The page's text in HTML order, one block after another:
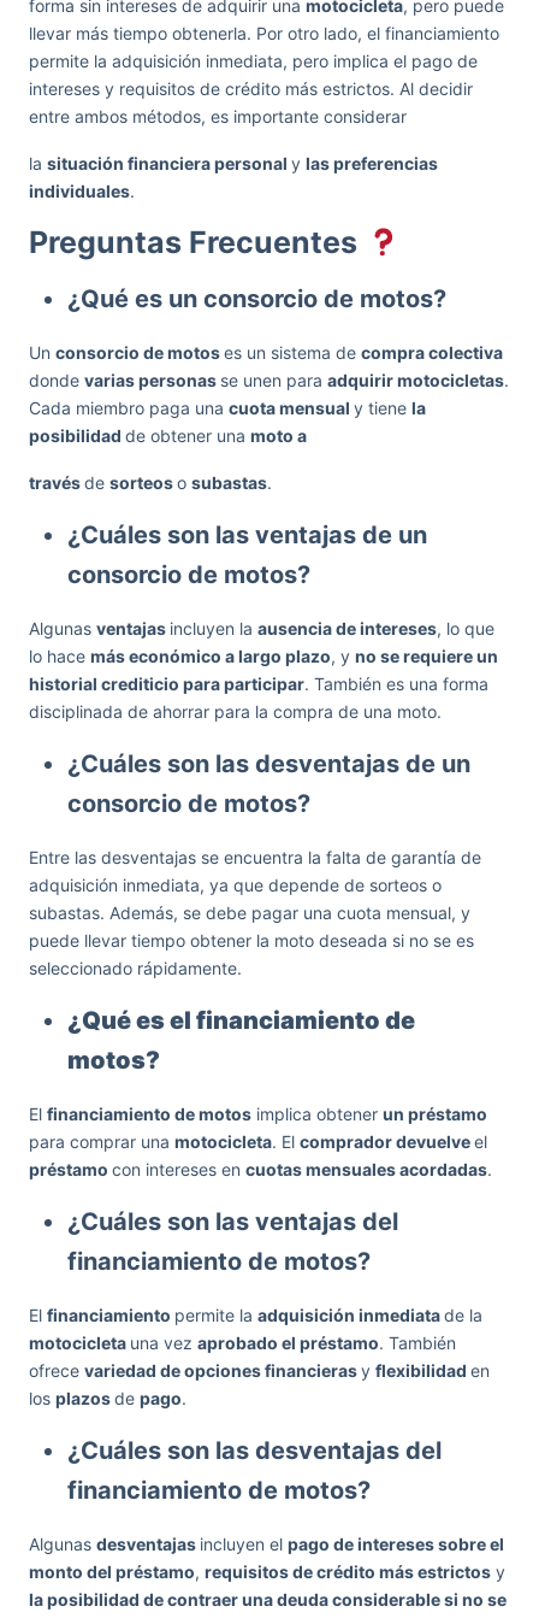
forma sin intereses de adquirir una motocicleta, pero puede
llevar más tiempo obtenerla. Por otro lado, el financiamiento
permite la adquisición inmediata, pero implica el pago de
intereses y requisitos de crédito más estrictos. Al decidir
entre ambos métodos, es importante considerar
la situación financiera personal y las preferencias
individuales.
Preguntas Frecuentes
¿Qué es un consorcio de motos?
Un consorcio de motoses un sistema de compra colectiva
donde varias personas se unen para adquirir motocicletas.
Cada miembro paga una cuota mensual y tiene la
posibilidad de obtener una moto a
travésde sorteoso subastas.
¿Cuáles son las ventajas de un
consorcio de motos?
Algunas ventajas incluyen la ausencia de intereses, lo que
lo hace más económico a largo plazo, y no se requiere un
historial crediticio para participar. También es una forma
disciplinada de ahorrar para la compra de una moto.
¿Cuáles son las desventajas de un
consorcio de motos?
Entre las desventajas se encuentra la falta de garantía de
adquisición inmediata, ya que depende de sorteos o
subastas. Además, se debe pagar una cuota mensual, y
puede llevar tiempo obtener la moto deseada si no se es
seleccionado rápidamente.
¿Qué es el financiamiento de
motos?
El financiamiento de motos implica obtener un préstamo
para comprar una motocicleta. El comprador devuelveel
préstamo con intereses en cuotas mensuales acordadas.
¿Cuáles son las ventajas del
financiamiento de motos?
El financiamiento permite la adquisición inmediatade la
motocicleta una vez aprobado el préstamo. También
ofrece variedad de opciones financierasy flexibilidad en
los plazosde pago.
¿Cuáles son las desventajas del
financiamiento de motos?
Algunas desventajas incluyen el pago de intereses sobre el
monto del préstamo, requisitos de crédito más estrictos y
la posibilidad de contraer una deuda considerable si no se